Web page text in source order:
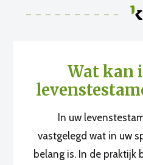
Wat kan
In uw
vastgelegd wat in uw
belang is. In de praktijk